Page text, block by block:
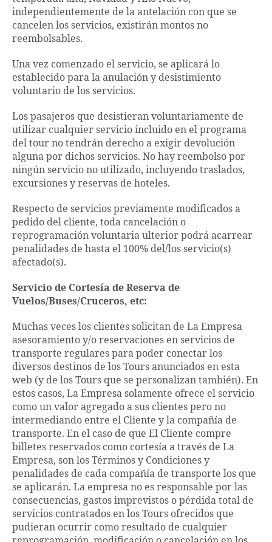
independientemente de la antelación con que se
cancelen los servicios, existirán montos no
reembolsables.
Una vez comenzado el servicio, se aplicará lo
establecido para la anulación y desistimiento
voluntario de los servicios.
Los pasajeros que desistieran voluntariamente de
utilizar cualquier servicio incluido en el programa
del tour no tendrán derecho a exigir devolución
alguna por dichos servicios. No hay reembolso por
ningún servicio no utilizado, incluyendo traslados,
excursiones y reservas de hoteles.
Respecto de servicios previamente modificados a
pedido del cliente, toda cancelación o
reprogramación voluntaria ulterior podrá acarrear
penalidades de hasta el 100% del/los servicio(s)
afectado(s).
Servicio de Cortesía de Reserva de
Vuelos/Buses/Cruceros, etc:
Muchas veces los clientes solicitan de La Empresa
asesoramiento y/o reservaciones en servicios de
transporte regulares para poder conectar los
diversos destinos de los Tours anunciados en esta
web (y de los Tours que se personalizan también). En
estos casos, La Empresa solamente ofrece el servicio
como un valor agregado a sus clientes pero no
intermediando entre el Cliente y la compañía de
transporte. En el caso de que El Cliente compre
billetes reservados como cortesía a través de La
Empresa, son los Términos y Condiciones y
penalidades de cada compañía de transporte los que
se aplicarán. La empresa no es responsable por las
consecuencias, gastos imprevistos o pérdida total de
servicios contratados en los Tours ofrecidos que
pudieran ocurrir como resultado de cualquier